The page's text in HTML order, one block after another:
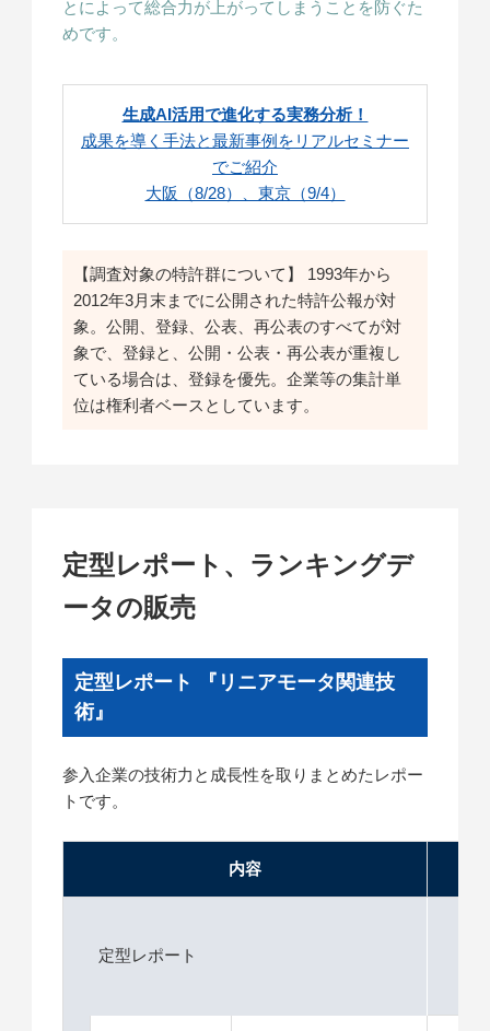
とによって総合力が上がってしまうことを防ぐた
めです。
生成AI活用で進化する実務分析！
成果を導く手法と最新事例をリアルセミナー
でご紹介
大阪（8/28）、東京（9/4）
【調査対象の特許群について】 1993年から
2012年3月末までに公開された特許公報が対
象。公開、登録、公表、再公表のすべてが対
象で、登録と、公開・公表・再公表が重複し
ている場合は、登録を優先。企業等の集計単
位は権利者ベースとしています。
定型レポート、ランキングデ
ータの販売
定型レポート 『リニアモータ関連技
術』
参入企業の技術力と成長性を取りまとめたレポー
トです。
内容
定型レポート